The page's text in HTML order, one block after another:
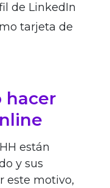
de LinkedIn
tarjeta de
hacer
están
y sus
este motivo,